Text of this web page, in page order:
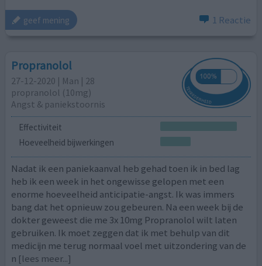
geef mening 1 Reactie
Propranolol
27-12-2020 | Man | 28
propranolol (10mg)
Angst & paniekstoornis
Effectiviteit
Hoeveelheid bijwerkingen
Nadat ik een paniekaanval heb gehad toen ik in bed lag
heb ik een week in het ongewisse gelopen met een
enorme hoeveelheid anticipatie-angst. Ik was immers
bang dat het opnieuw zou gebeuren. Na een week bij de
dokter geweest die me 3x 10mg Propranolol wilt laten
gebruiken. Ik moet zeggen dat ik met behulp van dit
medicijn me terug normaal voel met uitzondering van de
n [lees meer...]